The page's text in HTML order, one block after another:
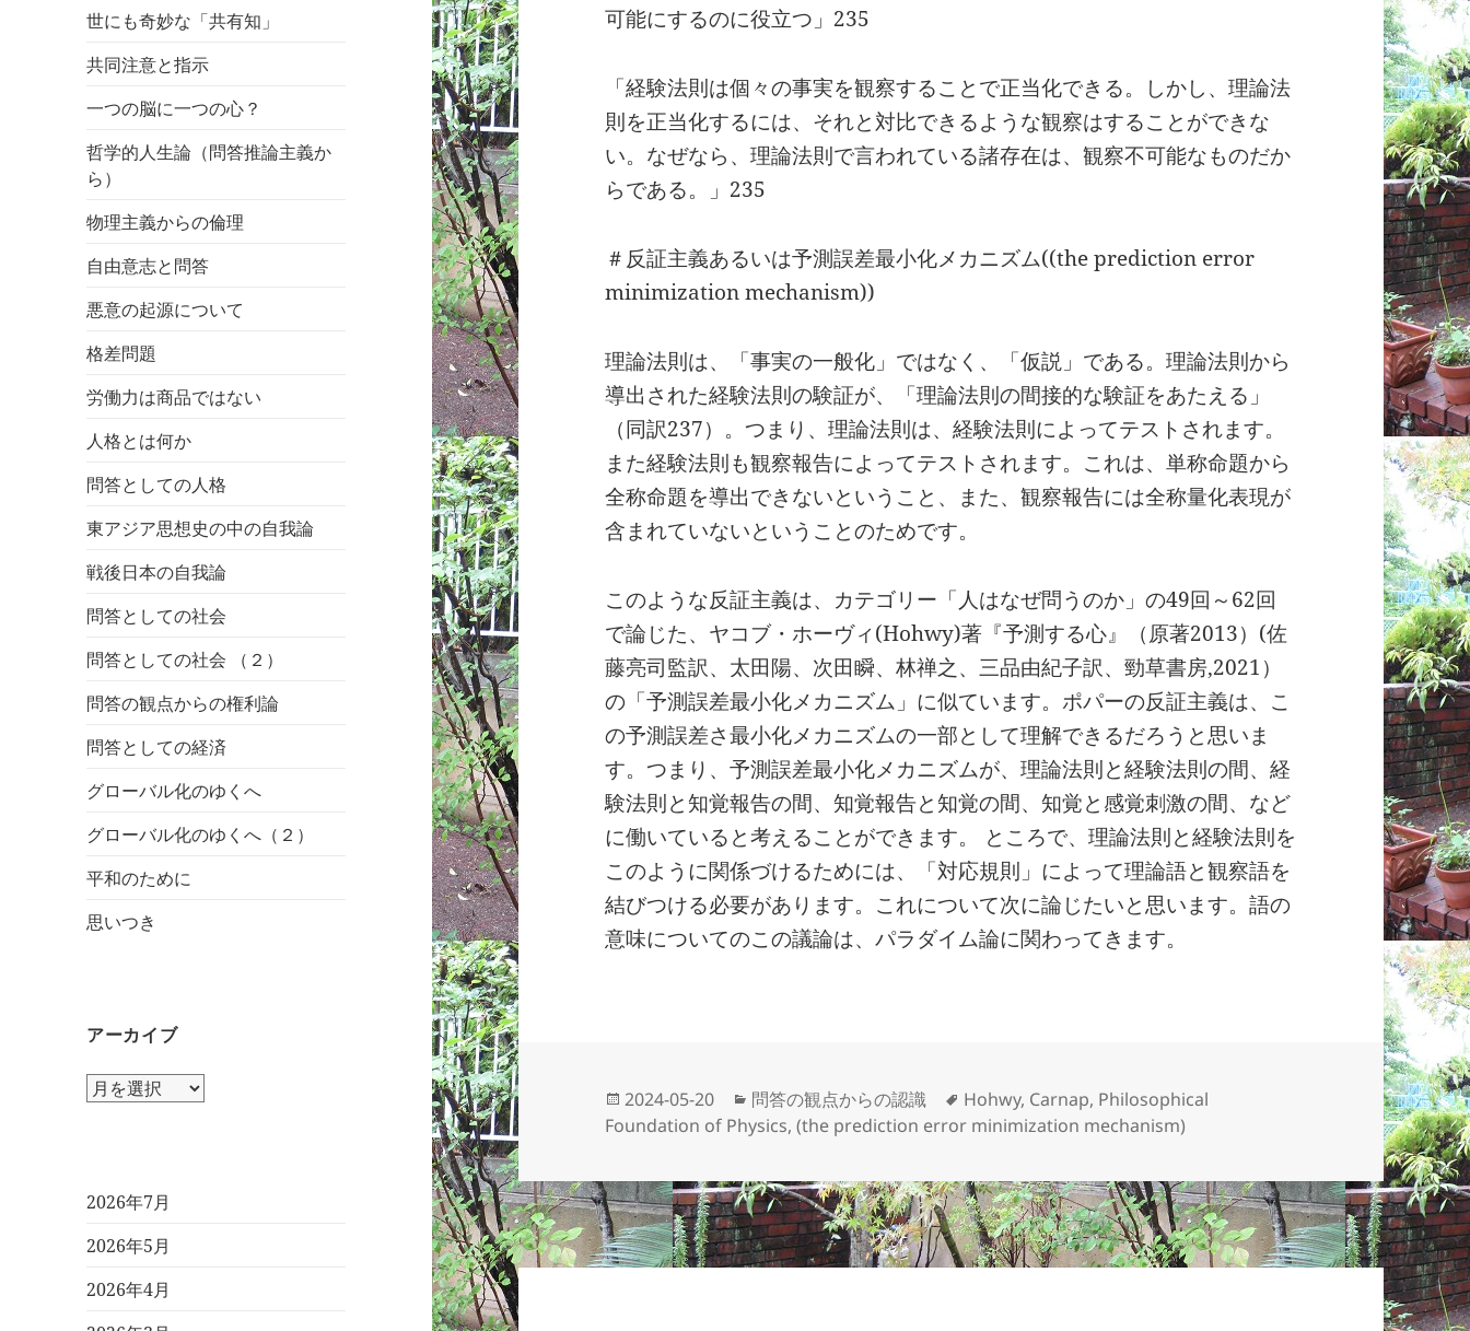
世にも奇妙な「共有知」
共同注意と指示
一つの脳に一つの心？
哲学的人生論（問答推論主義か
ら）
物理主義からの倫理
自由意志と問答
悪意の起源について
格差問題
労働力は商品ではない
人格とは何か
問答としての人格
東アジア思想史の中の自我論
戦後日本の自我論
問答としての社会
問答としての社会 （２）
問答の観点からの権利論
問答としての経済
グローバル化のゆくへ
グローバル化のゆくへ（２）
平和のために
思いつき
アーカイブ
ア
ブ
2026年7月
2026年5月
2026年4月
可能にするのに役立つ」235
「経験法則は個々の事実を観察することで正当化できる。しかし、理論法
則を正当化するには、それと対比できるような観察はすることができな
い。なぜなら、理論法則で言われている諸存在は、観察不可能なものだか
らである。」235
＃反証主義あるいは予測誤差最小化メカニズム((the prediction error
minimization mechanism))
理論法則は、「事実の一般化」ではなく、「仮説」である。理論法則から
導出された経験法則の験証が、「理論法則の間接的な験証をあたえる」
（同訳237）。つまり、理論法則は、経験法則によってテストされます。
また経験法則も観察報告によってテストされます。これは、単称命題から
全称命題を導出できないということ、また、観察報告には全称量化表現が
含まれていないということのためです。
このような反証主義は、カテゴリー「人はなぜ問うのか」の49回～62回
で論じた、ヤコブ・ホーヴィ(Hohwy)著『予測する心』（原著2013）(佐
藤亮司監訳、太田陽、次田瞬、林禅之、三品由紀子訳、勁草書房,2021）
の「予測誤差最小化メカニズム」に似ています。ポパーの反証主義は、こ
の予測誤差さ最小化メカニズムの一部として理解できるだろうと思いま
す。つまり、予測誤差最小化メカニズムが、理論法則と経験法則の間、経
験法則と知覚報告の間、知覚報告と知覚の間、知覚と感覚刺激の間、など
に働いていると考えることができます。 ところで、理論法則と経験法則を
このように関係づけるためには、「対応規則」によって理論語と観察語を
結びつける必要があります。これについて次に論じたいと思います。語の
意味についてのこの議論は、パラダイム論に関わってきます。
投
稿
2024-05-20
カ
テ
リ
ー
問答の観点からの認識
タ
グ
Hohwy, Carnap, Philosophical
Foundation of Physics,(the prediction error minimization mechanism)